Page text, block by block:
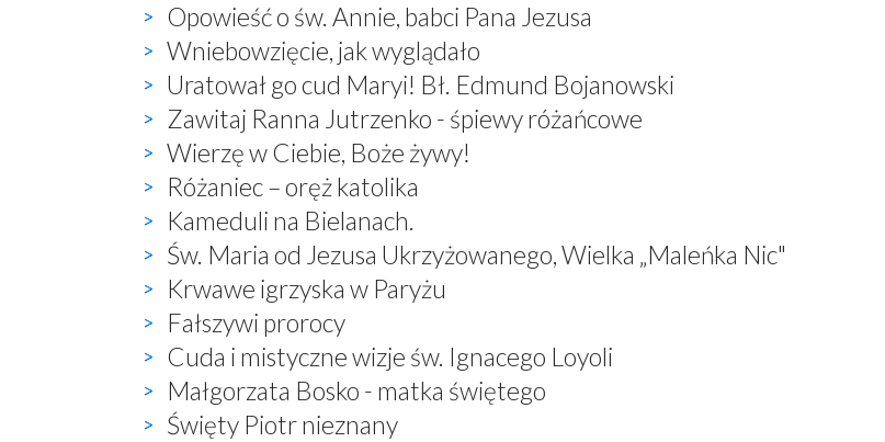
Opowieść o św. Annie, babci Pana Jezusa
Wniebowzięcie, jak wyglądało
Uratował go cud Maryi! Bł. Edmund Bojanowski
Zawitaj Ranna Jutrzenko - śpiewy różańcowe
Wierzę w Ciebie, Boże żywy!
Różaniec – oręż katolika
Kameduli na Bielanach.
Św. Maria od Jezusa Ukrzyżowanego, Wielka „Maleńka Nic"
Krwawe igrzyska w Paryżu
Fałszywi prorocy
Cuda i mistyczne wizje św. Ignacego Loyoli
Małgorzata Bosko - matka świętego
Święty Piotr nieznany